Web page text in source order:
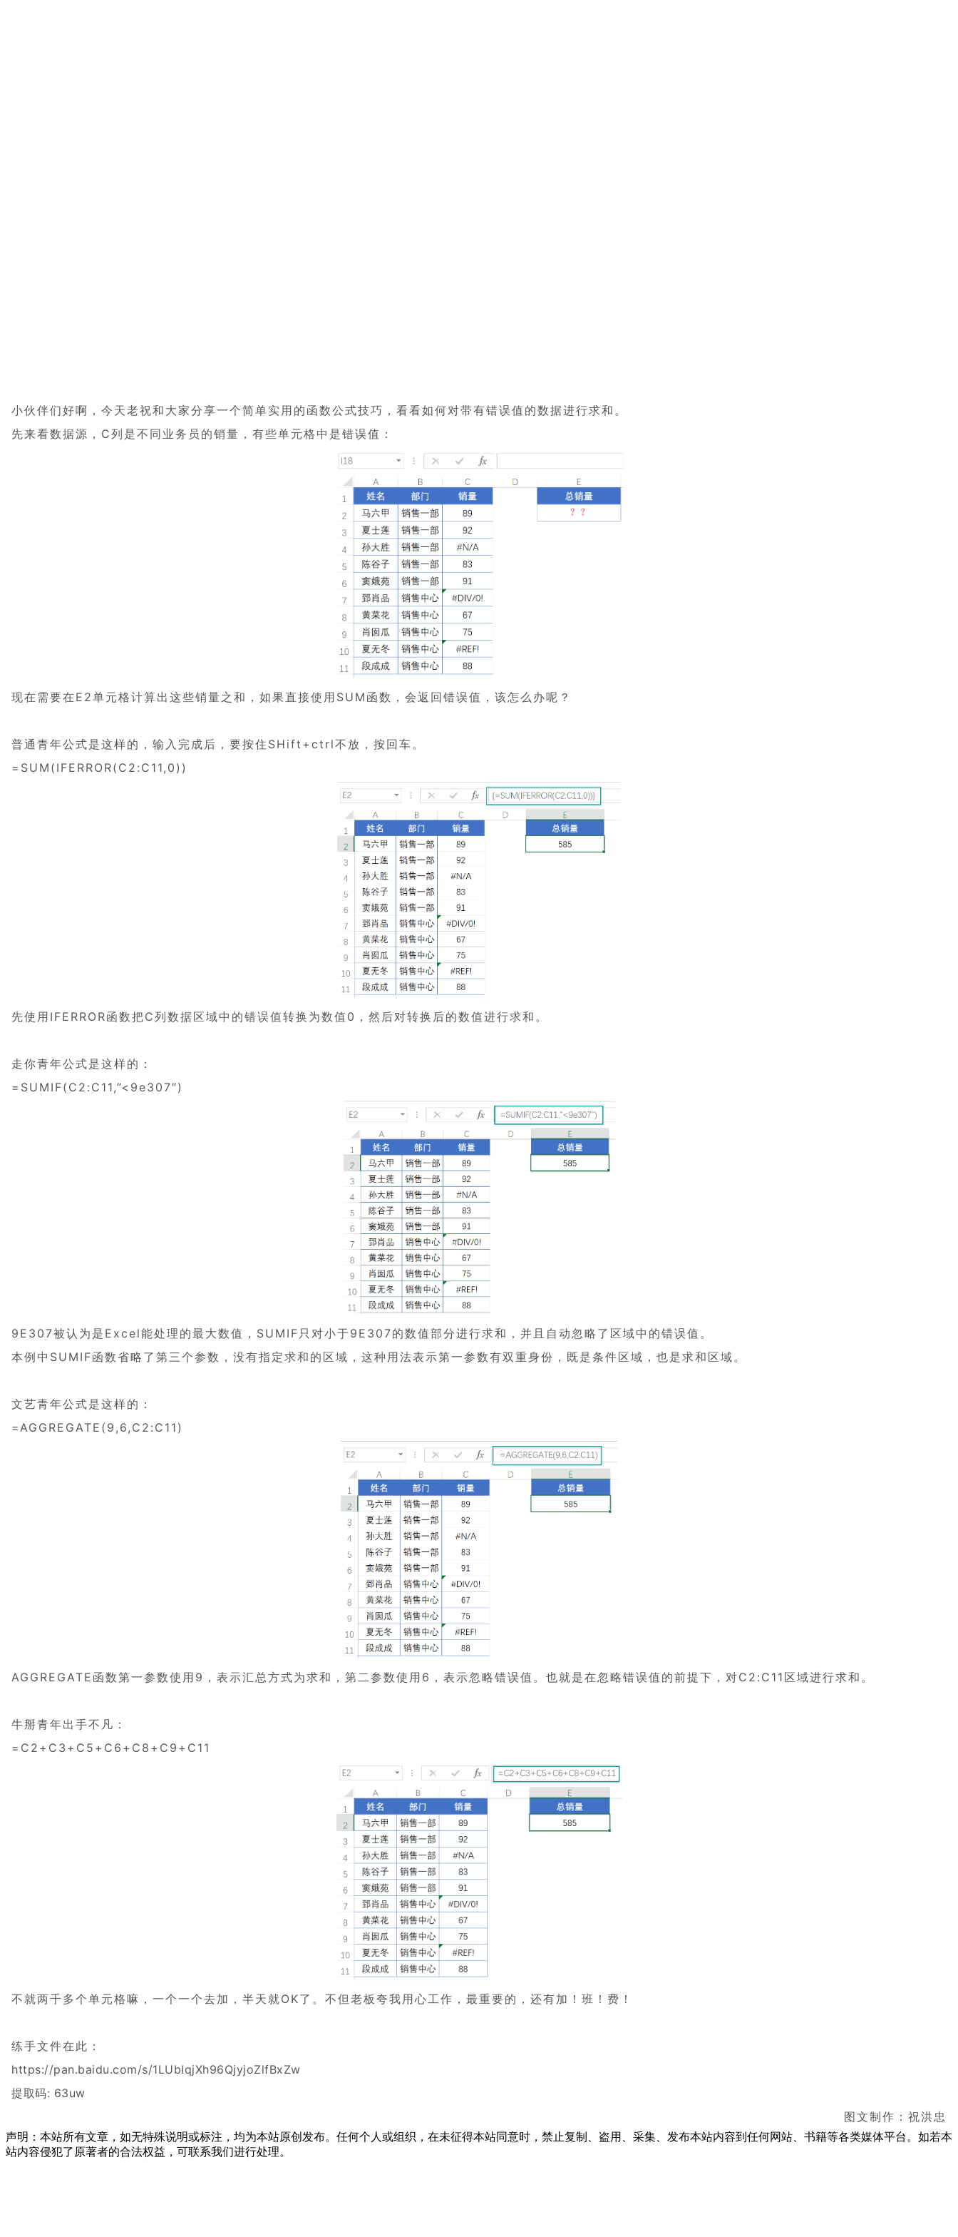
小伙伴们好啊，今天老祝和大家分享一个简单实用的函数公式技巧，看看如何对带有错误值的数据进行求和。
先来看数据源，C列是不同业务员的销量，有些单元格中是错误值：
现在需要在E2单元格计算出这些销量之和，如果直接使用SUM函数，会返回错误值，该怎么办呢？
普通青年公式是这样的，输入完成后，要按住SHift+ctrl不放，按回车。
=SUM(IFERROR(C2:C11,0))
先使用IFERROR函数把C列数据区域中的错误值转换为数值0，然后对转换后的数值进行求和。
走你青年公式是这样的：
=SUMIF(C2:C11,”<9e307″)
9E307被认为是Excel能处理的最大数值，SUMIF只对小于9E307的数值部分进行求和，并且自动忽略了区域中的错误值。
本例中SUMIF函数省略了第三个参数，没有指定求和的区域，这种用法表示第一参数有双重身份，既是条件区域，也是求和区域。
文艺青年公式是这样的：
=AGGREGATE(9,6,C2:C11)
AGGREGATE函数第一参数使用9，表示汇总方式为求和，第二参数使用6，表示忽略错误值。也就是在忽略错误值的前提下，对C2:C11区域进行求和。
牛掰青年出手不凡：
=C2+C3+C5+C6+C8+C9+C11
不就两千多个单元格嘛，一个一个去加，半天就OK了。不但老板夸我用心工作，最重要的，还有加！班！费！
练手文件在此：
https://pan.baidu.com/s/1LUbIqjXh96QjyjoZlfBxZw
提取码: 63uw
图文制作：祝洪忠
声明：本站所有文章，如无特殊说明或标注，均为本站原创发布。任何个人或组织，在未征得本站同意时，禁止复制、盗用、采集、发布本站内容到任何网站、书籍等各类媒体平台。如若本
站内容侵犯了原著者的合法权益，可联系我们进行处理。